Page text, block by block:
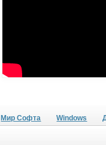
Мир Софта Windows